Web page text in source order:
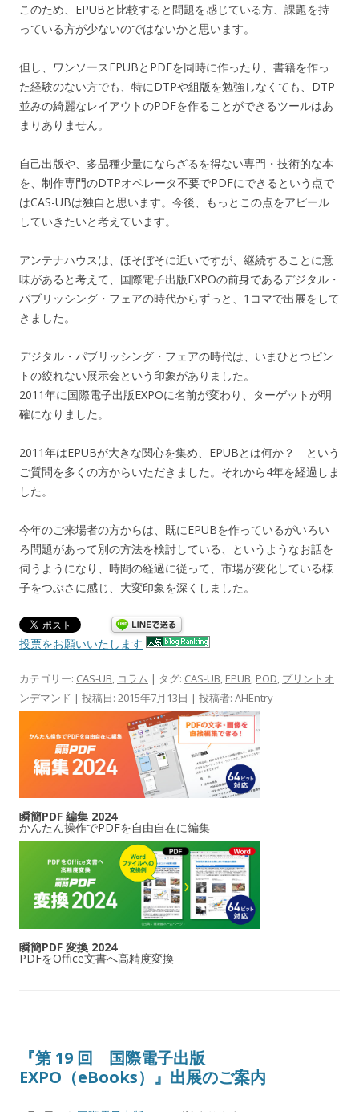
このため、EPUBと比較すると問題を感じている方、課題を持
っている方が少ないのではないかと思います。
但し、ワンソースEPUBとPDFを同時に作ったり、書籍を作っ
た経験のない方でも、特にDTPや組版を勉強しなくても、DTP
並みの綺麗なレイアウトのPDFを作ることができるツールはあ
まりありません。
自己出版や、多品種少量にならざるを得ない専門・技術的な本
を、制作専門のDTPオペレータ不要でPDFにできるという点で
はCAS-UBは独自と思います。今後、もっとこの点をアピール
していきたいと考えています。
アンテナハウスは、ほそぼそに近いですが、継続することに意
味があると考えて、国際電子出版EXPOの前身であるデジタル・
パブリッシング・フェアの時代からずっと、1コマで出展をして
きました。
デジタル・パブリッシング・フェアの時代は、いまひとつピン
トの絞れない展示会という印象がありました。
2011年に国際電子出版EXPOに名前が変わり、ターゲットが明
確になりました。
2011年はEPUBが大きな関心を集め、EPUBとは何か？ という
ご質問を多くの方からいただきました。それから4年を経過しま
した。
今年のご来場者の方からは、既にEPUBを作っているがいろい
ろ問題があって別の方法を検討している、というようなお話を
伺うようになり、時間の経過に従って、市場が変化している様
子をつぶさに感じ、大変印象を深くしました。
投票をお願いいたします
カテゴリー: CAS-UB, コラム | タグ: CAS-UB, EPUB, POD, プリントオ
ンデマンド | 投稿日: 2015年7月13日 | 投稿者: AHEntry
瞬簡PDF 編集 2024
かんたん操作でPDFを自由自在に編集
瞬簡PDF 変換 2024
PDFをOffice文書へ高精度変換
『第 19 回 国際電子出版
EXPO（eBooks）』出展のご案内